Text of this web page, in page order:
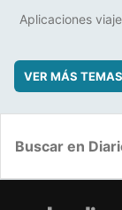
Aplicaciones
VER MÁS TEMAS